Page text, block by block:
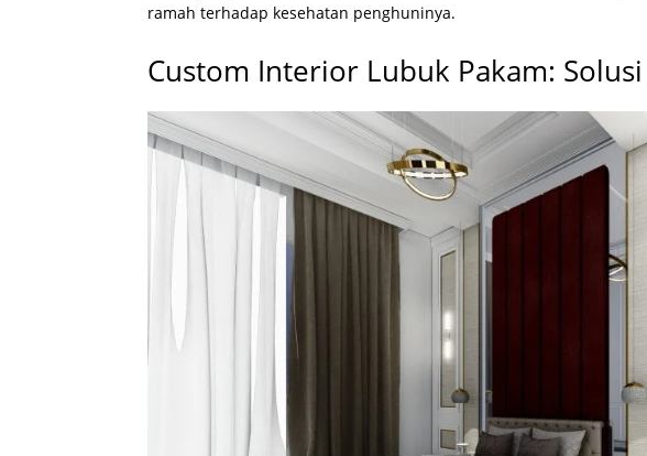
ramah terhadap kesehatan penghuninya.
Custom Interior Lubuk Pakam: